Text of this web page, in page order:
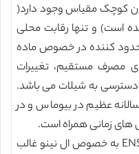
کوچک مقیاس وجود دارد(
است) و تنها رقابت محلی
کننده در خصوص ماده
مصرف مستقیم، تغییرات
به شیلات می باشد.
عظیم در بیوماس و در
های زمانی همراه است.
تغییرات بین سالانه با رویداد های ENSO به خصوص ال نینو غالب